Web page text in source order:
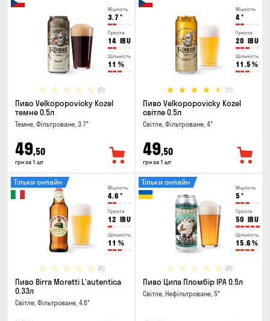
Міцність
3.7 °
Гіркота
14 IBU
Щільність
11 %
(0)
Пиво Velkopopovicky Kozel
темне 0.5л
Темне, Фільтроване, 3.7°
49,50
грн за 1 шт
Міцність
4°
Гіркота
20 IBU
Щільність
11.5 %
(1)
Пиво Velkopopovicky Kozel
світле 0.5л
Світле, Фільтроване, 4°
49,50
грн за 1 шт
Міцність
4.6 °
Гіркота
12 IBU
Щільність
11 %
(0)
Тільки онлайн
Пиво Birra Moretti L'autentica
0.33л
Світле, Фільтроване, 4.6°
Міцність
5 °
Гіркота
50 IBU
Щільність
15.6 %
(0)
Тільки онлайн
Пиво Ципа Пломбір IPA 0.5л
Світле, Нефільтроване, 5°